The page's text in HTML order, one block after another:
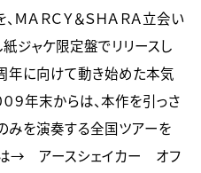
ＭＡＲＣＹ＆ＳＨＡＲＡ立会い
ジャケ限定盤でリリースし
年に向けて動き始めた本気
９年末からは、本作を引っさ
みを演奏する全国ツアーを
は→ アースシェイカー オフ